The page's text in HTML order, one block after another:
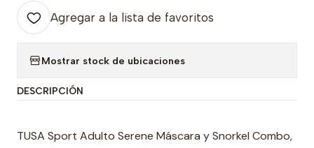
Agregar a la lista de favoritos
Mostrar stock de ubicaciones
DESCRIPCIÓN
TUSA Sport Adulto Serene Máscara y Snorkel Combo,